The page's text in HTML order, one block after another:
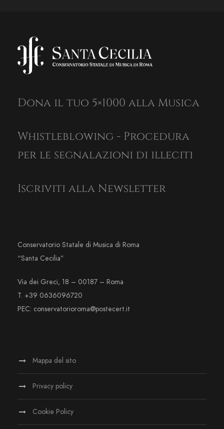
Dona il tuo 5×1000 alla Musica
Whistleblowing - Procedura
per le segnalazioni di illeciti
Iscriviti alla Newsletter
Conservatorio Statale di Musica di Roma
“Santa Cecilia”
Via dei Greci, 18 – 00187 – Roma
T. +39 0636096720
PEC: conservatorioroma@postecert.it
Mappa del sito
Privacy policy
Cookie Policy